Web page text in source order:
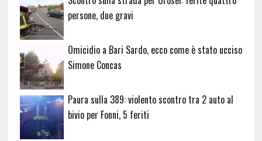
persone, due gravi
Omicidio a Bari Sardo, ecco come è stato ucciso
Simone Concas
Paura sulla 389: violento scontro tra 2 auto al
bivio per Fonni, 5 feriti